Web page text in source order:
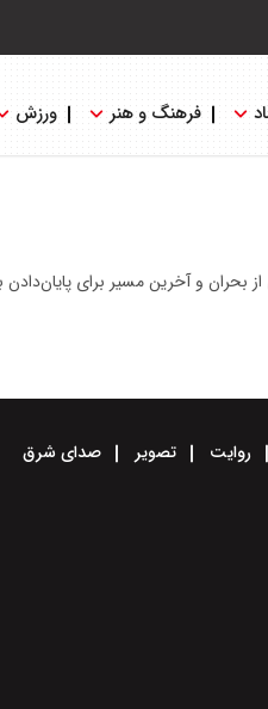
فرهنگ و هنر ورزش
بحران و آخرین مسیر برای
روایت تصویر صدای شرق